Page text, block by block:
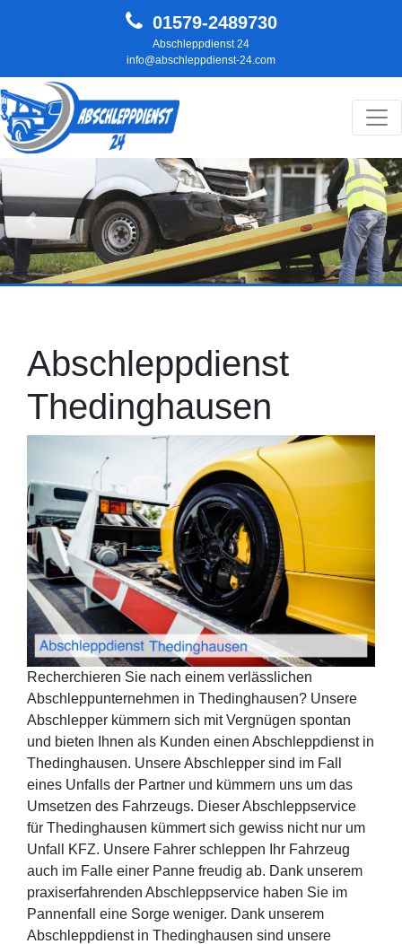
01579-2489730
Abschleppdienst 24
info@abschleppdienst-24.com
Hauptnavigation
Zurück
Abschleppdienst
Thedinghausen
Recherchieren Sie nach einem verlässlichen
Abschleppunternehmen in Thedinghausen? Unsere
Abschlepper kümmern sich mit Vergnügen spontan
und bieten Ihnen als Kunden einen Abschleppdienst in
Thedinghausen. Unsere Abschlepper sind im Fall
eines Unfalls der Partner und kümmern uns um das
Umsetzen des Fahrzeugs. Dieser Abschleppservice
für Thedinghausen kümmert sich gewiss nicht nur um
Unfall KFZ. Unsere Fahrer schleppen Ihr Fahrzeug
auch im Falle einer Panne freudig ab. Dank unserem
praxiserfahrenden Abschleppservice haben Sie im
Pannenfall eine Sorge weniger. Dank unserem
Abschleppdienst in Thedinghausen sind unsere